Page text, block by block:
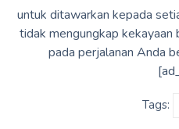
untuk ditawarkan kepada
tidak mengungkap kekayaan
pada perjalanan Anda
Tags: